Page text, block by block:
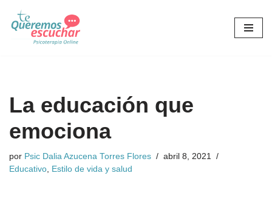
Saltar
La educación que
emociona
por Psic Dalia Azucena Torres Flores
abril 8, 2021
Educativo, Estilo de vida y salud